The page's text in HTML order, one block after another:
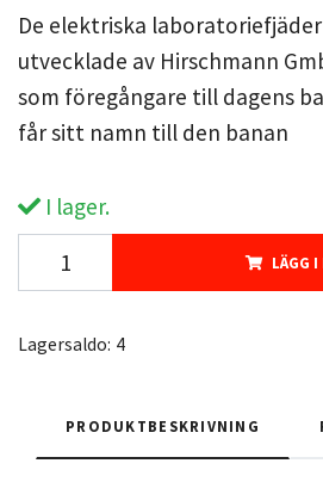
De elektriska
utvecklade av Hirschmann
som föregångare till dagens
får sitt namn till den banan
I lager.
LÄGG I
Lagersaldo: 4
PRODUKTBESKRIVNING